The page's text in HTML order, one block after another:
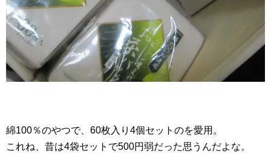
綿100％のやつで、60枚入り4個セットのを愛用。
これね、昔は4袋セットで500円弱だった思うんだよな。